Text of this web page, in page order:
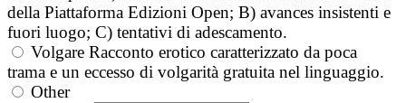
della Piattaforma Edizioni Open; B) avances insistenti e
fuori luogo; C) tentativi di adescamento.
Volgare Racconto erotico caratterizzato da poca
trama e un eccesso di volgarità gratuita nel linguaggio.
Other